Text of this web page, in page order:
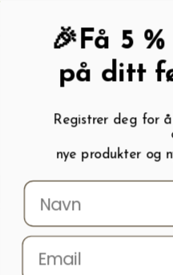
Menu Søk
Hjem
🎉Få 5
på ditt
Registrer deg for
nye produkter og